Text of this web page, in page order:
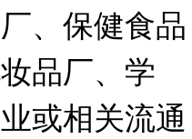
、保健食品
品厂、学
或相关流通